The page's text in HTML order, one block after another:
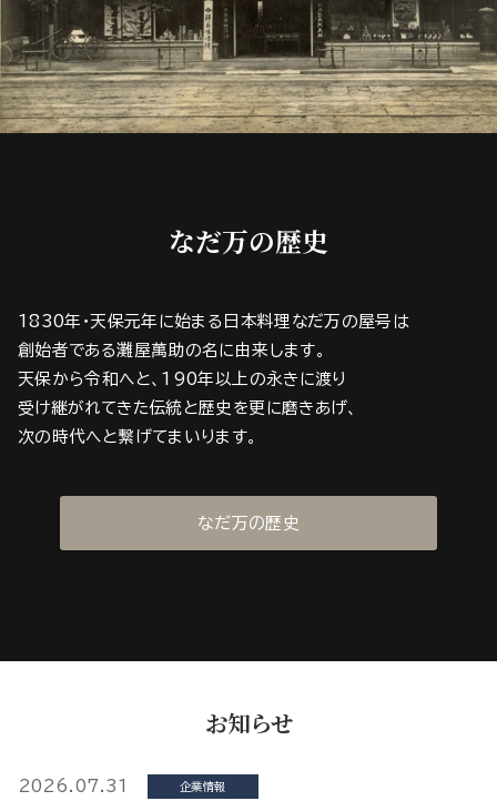
なだ万の歴史
1830年・天保元年に始まる日本料理なだ万の屋号は
創始者である灘屋萬助の名に由来します。
天保から令和へと、190年以上の永きに渡り
受け継がれてきた伝統と歴史を更に磨きあげ、
次の時代へと繋げてまいります。
なだ万の歴史
お知らせ
2026.07.31 企業情報